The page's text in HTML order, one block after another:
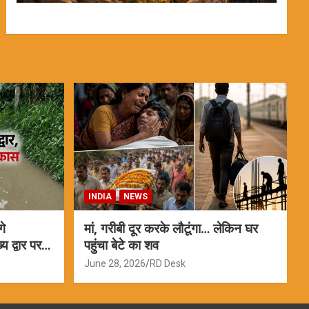
पर
INDIA NEWS
मां, गरीबी दूर करके लौटूंगा… लेकिन घर
पहुंचा बेटे का शव
June 28, 2026 RD Desk